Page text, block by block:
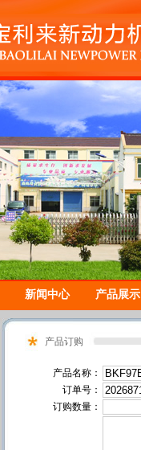
新闻中心 产品展示
产品订购
产品名称：
订单号：
订购数量：